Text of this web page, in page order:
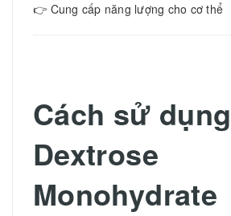
👉 Cung cấp năng lượng cho cơ thể
Cách sử dụng
Dextrose
Monohydrate